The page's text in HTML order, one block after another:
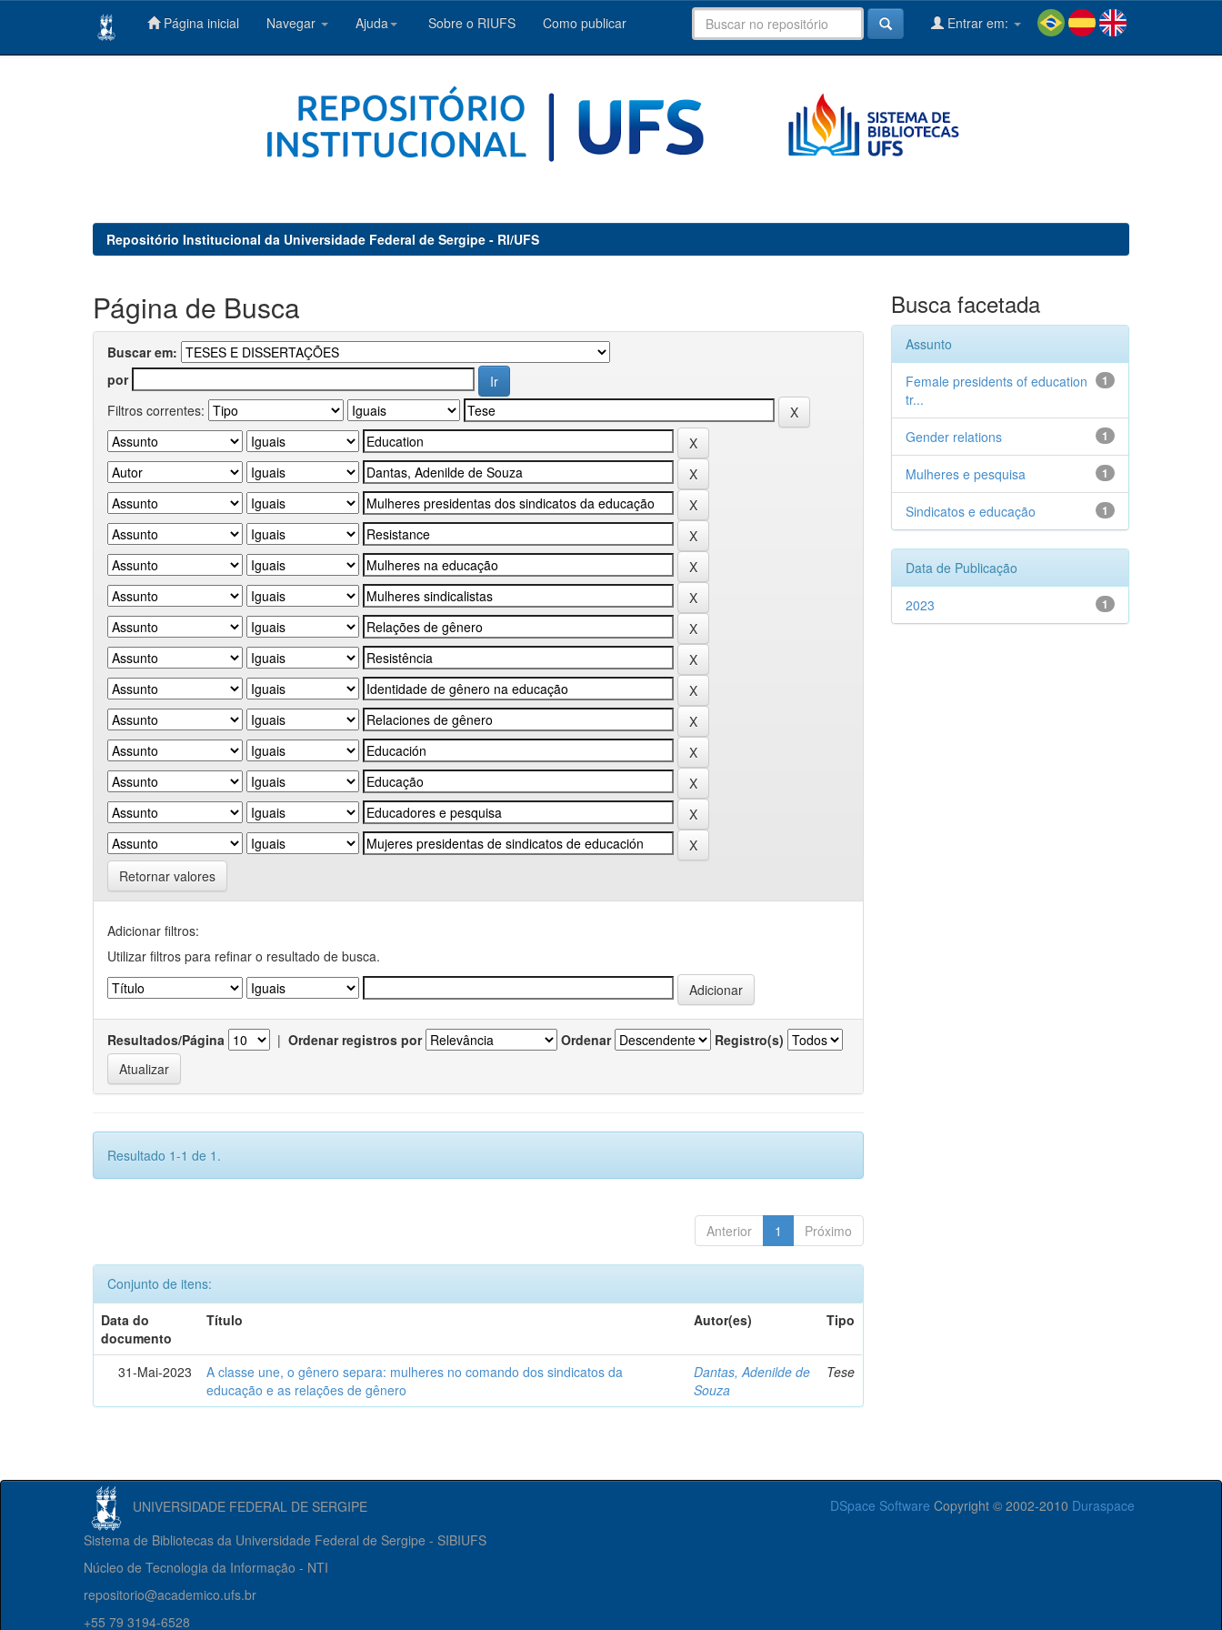
Página inicial Navegar Ajuda Sobre o RIUFS Como publicar Entrar em:
Repositório Institucional da Universidade Federal de Sergipe - RI/UFS
Página de Busca
Buscar em:
por
Filtros correntes:
Retornar valores
Adicionar filtros:
Utilizar filtros para refinar o resultado de busca.
Resultados/Página | Ordenar registros por Ordenar Registro(s)
Resultado 1-1 de 1.
Anterior 1 Próximo
Conjunto de itens:
Data do
documento
Título Autor(es) Tipo
31-Mai-2023
A classe une, o gênero separa: mulheres no comando dos sindicatos da
educação e as relações de gênero
Dantas, Adenilde de
Souza
Tese
Busca facetada
Assunto
1
Female presidents of education
tr...
1
Gender relations
1
Mulheres e pesquisa
1
Sindicatos e educação
Data de Publicação
1
2023
UNIVERSIDADE FEDERAL DE SERGIPE DSpace Software Copyright © 2002-2010 Duraspace
Sistema de Bibliotecas da Universidade Federal de Sergipe - SIBIUFS
Núcleo de Tecnologia da Informação - NTI
repositorio@academico.ufs.br
+55 79 3194-6528